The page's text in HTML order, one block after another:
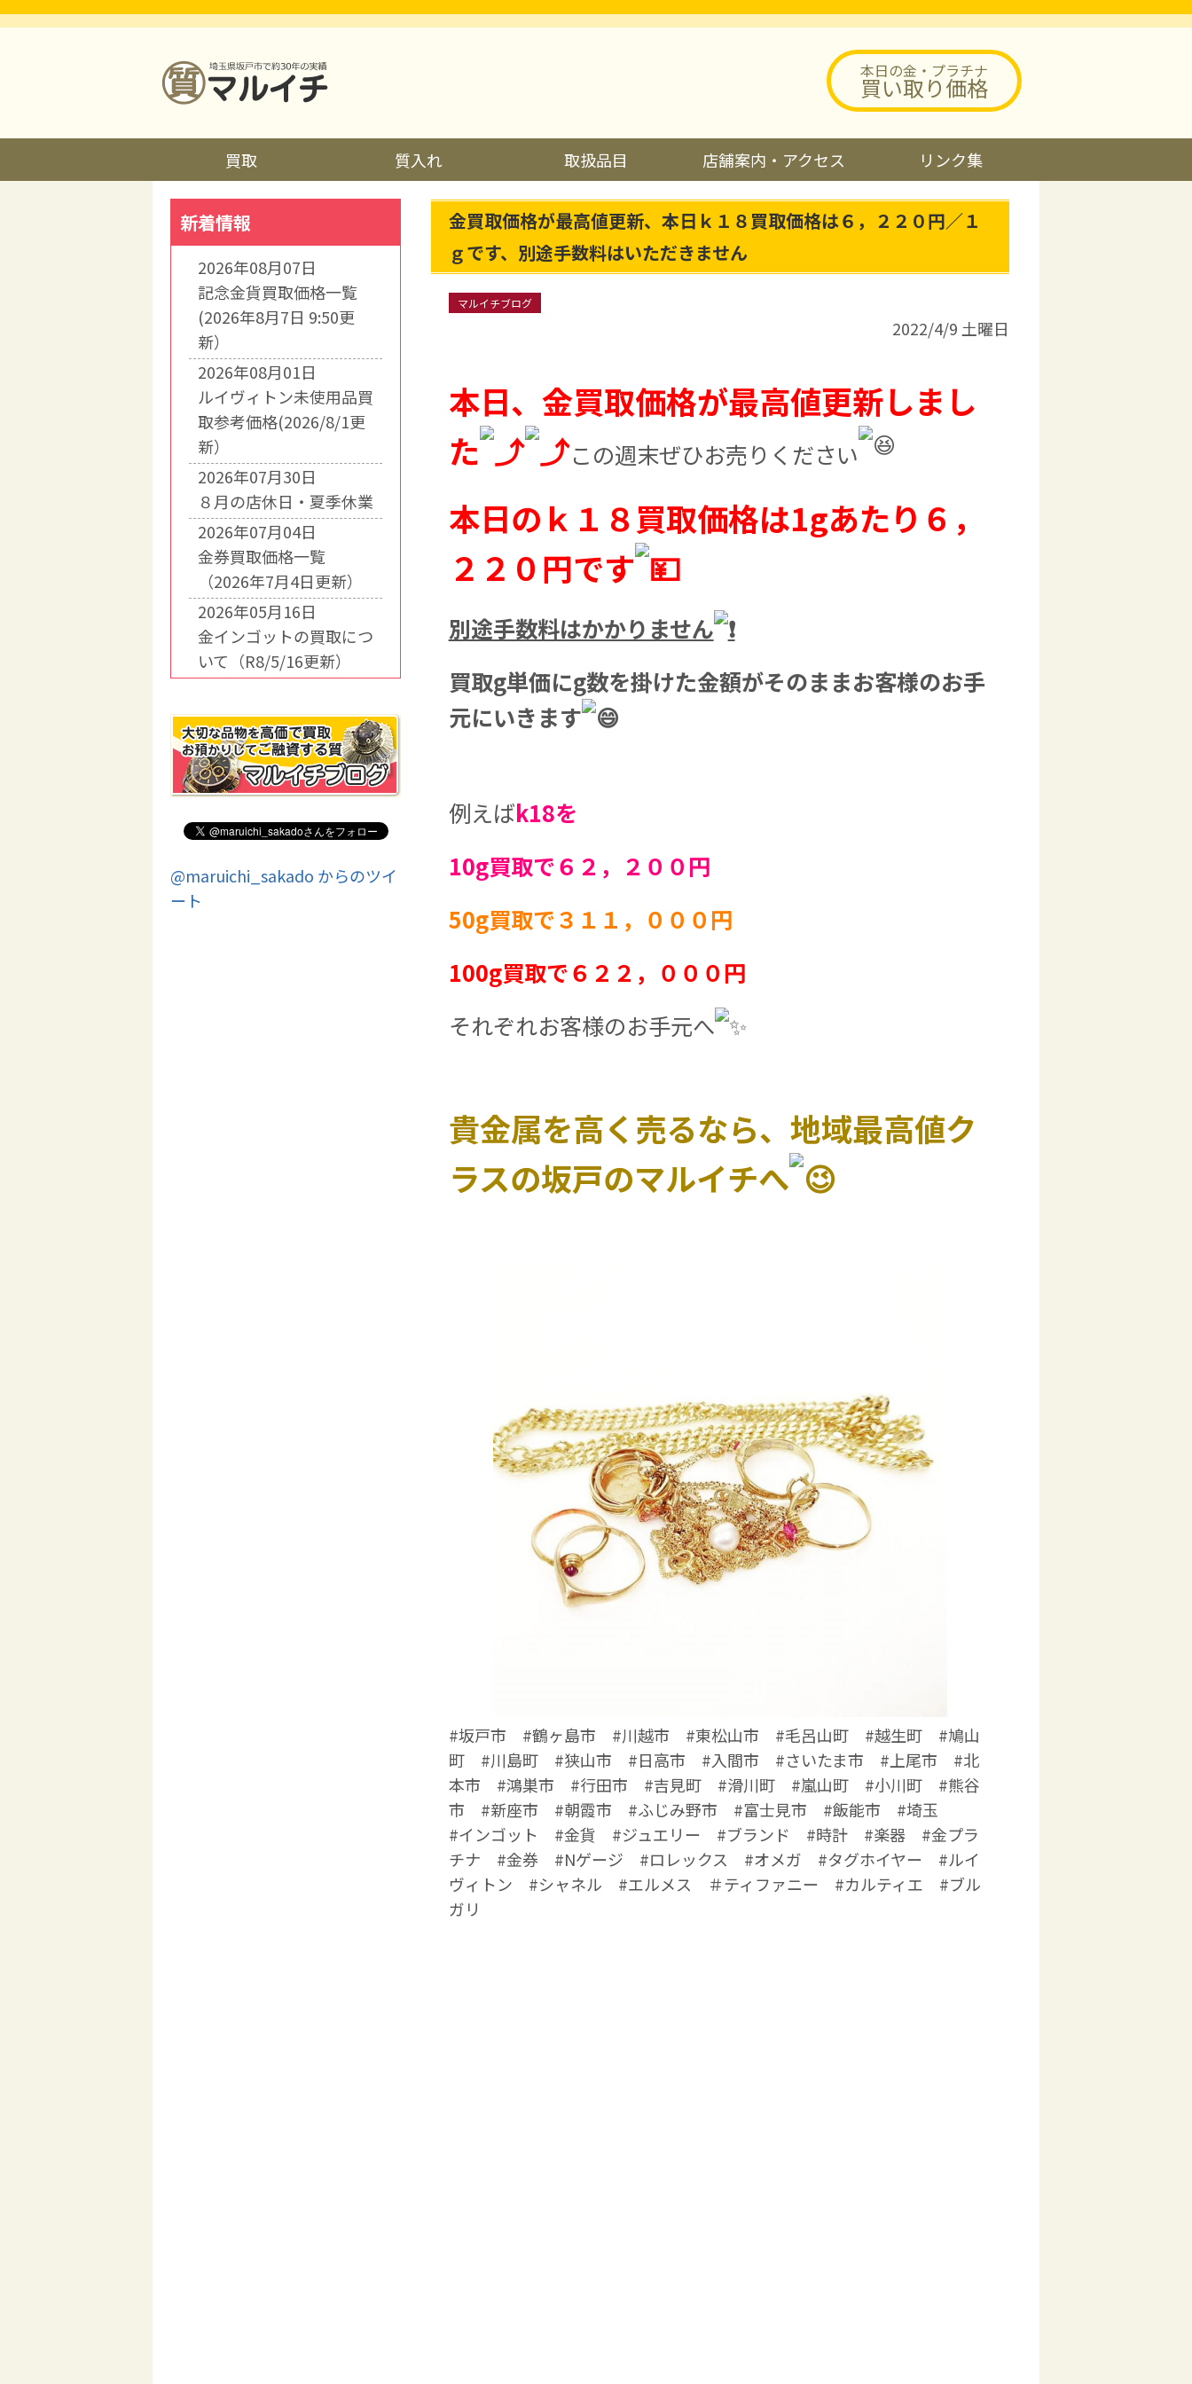
本日の金・プラチナ
買い取り価格
買取 質入れ 取扱品目 店舗案内・アクセス リンク集
金買取価格が最高値更新、本日ｋ１８買取価格は６，２２０円／１
ｇです、別途手数料はいただきません
マルイチブログ
2022/4/9 土曜日
本日、金買取価格が最高値更新しまし
た
この週末ぜひお売りください
本日のｋ１８買取価格は1gあたり６，
２２０円です
別途手数料はかかりません
買取g単価にg数を掛けた金額がそのままお客様のお手
元にいきます
例えばk18を
10g買取で６２，２００円
50g買取で３１１，０００円
100g買取で６２２，０００円
それぞれお客様のお手元へ
貴金属を高く売るなら、地域最高値ク
ラスの坂戸のマルイチへ
#坂戸市 #鶴ヶ島市 #川越市 #東松山市 #毛呂山町 #越生町 #鳩山
町 #川島町 #狭山市 #日高市 #入間市 #さいたま市 #上尾市 #北
本市 #鴻巣市 #行田市 #吉見町 #滑川町 #嵐山町 #小川町 #熊谷
市 #新座市 #朝霞市 #ふじみ野市 #富士見市 #飯能市 #埼玉
#インゴット #金貨 #ジュエリー #ブランド #時計 #楽器 #金プラ
チナ #金券 #Nゲージ #ロレックス #オメガ #タグホイヤー #ルイ
ヴィトン #シャネル #エルメス ＃ティファニー #カルティエ #ブル
ガリ
新着情報
2026年08月07日
記念金貨買取価格一覧
(2026年8月7日 9:50更
新）
2026年08月01日
ルイヴィトン未使用品買
取参考価格(2026/8/1更
新）
2026年07月30日
８月の店休日・夏季休業
2026年07月04日
金券買取価格一覧
（2026年7月4日更新）
2026年05月16日
金インゴットの買取につ
いて（R8/5/16更新）
@maruichi_sakado からのツイ
ート